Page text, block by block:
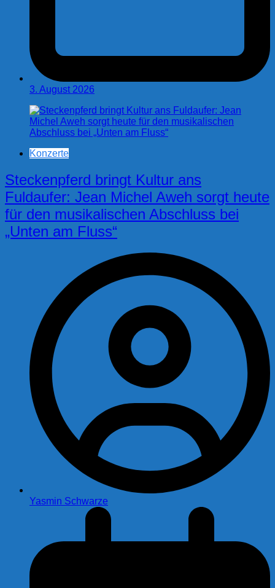
3. August 2026
Konzerte
Steckenpferd bringt Kultur ans
Fuldaufer: Jean Michel Aweh sorgt heute
für den musikalischen Abschluss bei
„Unten am Fluss“
Yasmin Schwarze